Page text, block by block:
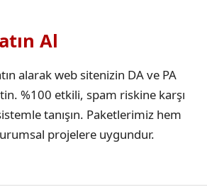
Al
alarak web sitenizin DA ve PA
%100 etkili, spam riskine karşı
tanışın. Paketlerimiz hem
projelere uygundur.